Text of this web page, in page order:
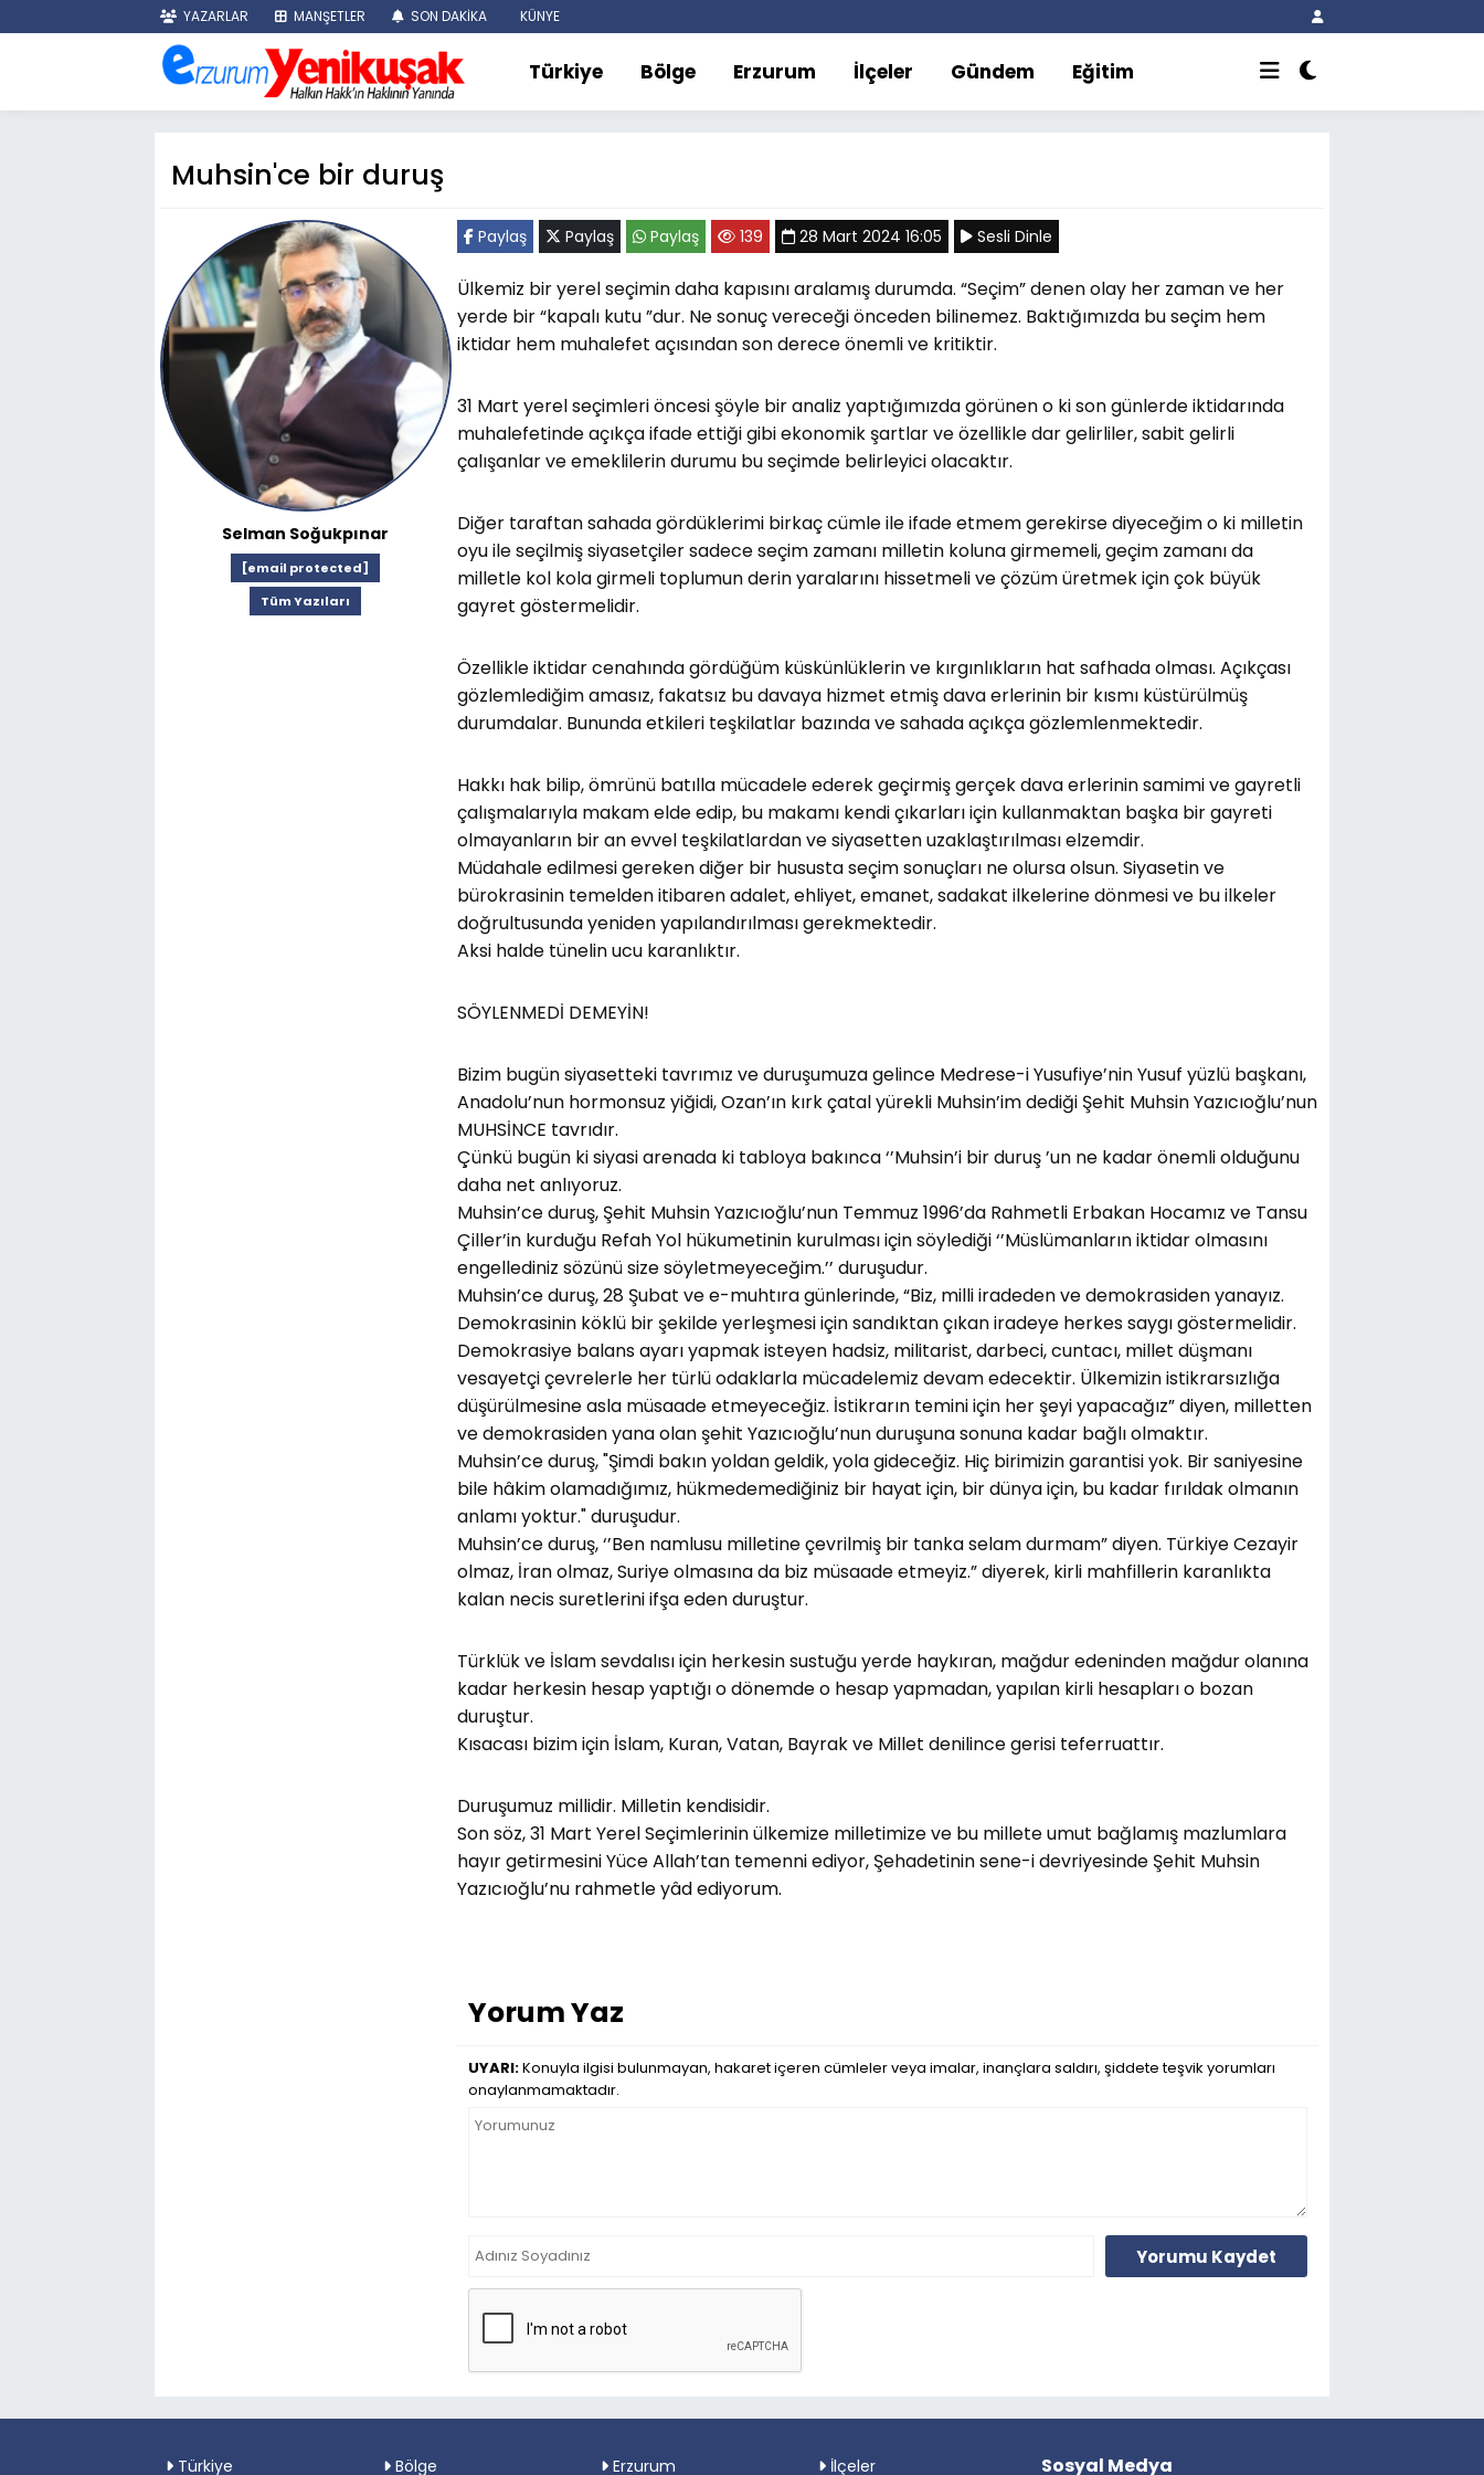
YAZARLAR MANŞETLER SON DAKİKA KÜNYE
Türkiye Bölge Erzurum İlçeler Gündem Eğitim
Muhsin'ce bir duruş
Selman Soğukpınar
[email protected]
Tüm Yazıları
Paylaş Paylaş Paylaş 139 28 Mart 2024 16:05 Sesli Dinle
Ülkemiz bir yerel seçimin daha kapısını aralamış durumda. “Seçim” denen olay her zaman ve her
yerde bir “kapalı kutu ”dur. Ne sonuç vereceği önceden bilinemez. Baktığımızda bu seçim hem
iktidar hem muhalefet açısından son derece önemli ve kritiktir.
31 Mart yerel seçimleri öncesi şöyle bir analiz yaptığımızda görünen o ki son günlerde iktidarında
muhalefetinde açıkça ifade ettiği gibi ekonomik şartlar ve özellikle dar gelirliler, sabit gelirli
çalışanlar ve emeklilerin durumu bu seçimde belirleyici olacaktır.
Diğer taraftan sahada gördüklerimi birkaç cümle ile ifade etmem gerekirse diyeceğim o ki milletin
oyu ile seçilmiş siyasetçiler sadece seçim zamanı milletin koluna girmemeli, geçim zamanı da
milletle kol kola girmeli toplumun derin yaralarını hissetmeli ve çözüm üretmek için çok büyük
gayret göstermelidir.
Özellikle iktidar cenahında gördüğüm küskünlüklerin ve kırgınlıkların hat safhada olması. Açıkçası
gözlemlediğim amasız, fakatsız bu davaya hizmet etmiş dava erlerinin bir kısmı küstürülmüş
durumdalar. Bununda etkileri teşkilatlar bazında ve sahada açıkça gözlemlenmektedir.
Hakkı hak bilip, ömrünü batılla mücadele ederek geçirmiş gerçek dava erlerinin samimi ve gayretli
çalışmalarıyla makam elde edip, bu makamı kendi çıkarları için kullanmaktan başka bir gayreti
olmayanların bir an evvel teşkilatlardan ve siyasetten uzaklaştırılması elzemdir.
Müdahale edilmesi gereken diğer bir hususta seçim sonuçları ne olursa olsun. Siyasetin ve
bürokrasinin temelden itibaren adalet, ehliyet, emanet, sadakat ilkelerine dönmesi ve bu ilkeler
doğrultusunda yeniden yapılandırılması gerekmektedir.
Aksi halde tünelin ucu karanlıktır.
SÖYLENMEDİ DEMEYİN!
Bizim bugün siyasetteki tavrımız ve duruşumuza gelince Medrese-i Yusufiye’nin Yusuf yüzlü başkanı,
Anadolu’nun hormonsuz yiğidi, Ozan’ın kırk çatal yürekli Muhsin’im dediği Şehit Muhsin Yazıcıoğlu’nun
MUHSİNCE tavrıdır.
Çünkü bugün ki siyasi arenada ki tabloya bakınca ‘’Muhsin’i bir duruş ’un ne kadar önemli olduğunu
daha net anlıyoruz.
Muhsin’ce duruş, Şehit Muhsin Yazıcıoğlu’nun Temmuz 1996’da Rahmetli Erbakan Hocamız ve Tansu
Çiller’in kurduğu Refah Yol hükumetinin kurulması için söylediği ‘’Müslümanların iktidar olmasını
engellediniz sözünü size söyletmeyeceğim.’’ duruşudur.
Muhsin’ce duruş, 28 Şubat ve e-muhtıra günlerinde, “Biz, milli iradeden ve demokrasiden yanayız.
Demokrasinin köklü bir şekilde yerleşmesi için sandıktan çıkan iradeye herkes saygı göstermelidir.
Demokrasiye balans ayarı yapmak isteyen hadsiz, militarist, darbeci, cuntacı, millet düşmanı
vesayetçi çevrelerle her türlü odaklarla mücadelemiz devam edecektir. Ülkemizin istikrarsızlığa
düşürülmesine asla müsaade etmeyeceğiz. İstikrarın temini için her şeyi yapacağız” diyen, milletten
ve demokrasiden yana olan şehit Yazıcıoğlu’nun duruşuna sonuna kadar bağlı olmaktır.
Muhsin’ce duruş, "Şimdi bakın yoldan geldik, yola gideceğiz. Hiç birimizin garantisi yok. Bir saniyesine
bile hâkim olamadığımız, hükmedemediğiniz bir hayat için, bir dünya için, bu kadar fırıldak olmanın
anlamı yoktur." duruşudur.
Muhsin’ce duruş, ‘’Ben namlusu milletine çevrilmiş bir tanka selam durmam” diyen. Türkiye Cezayir
olmaz, İran olmaz, Suriye olmasına da biz müsaade etmeyiz.” diyerek, kirli mahfillerin karanlıkta
kalan necis suretlerini ifşa eden duruştur.
Türklük ve İslam sevdalısı için herkesin sustuğu yerde haykıran, mağdur edeninden mağdur olanına
kadar herkesin hesap yaptığı o dönemde o hesap yapmadan, yapılan kirli hesapları o bozan
duruştur.
Kısacası bizim için İslam, Kuran, Vatan, Bayrak ve Millet denilince gerisi teferruattır.
Duruşumuz millidir. Milletin kendisidir.
Son söz, 31 Mart Yerel Seçimlerinin ülkemize milletimize ve bu millete umut bağlamış mazlumlara
hayır getirmesini Yüce Allah’tan temenni ediyor, Şehadetinin sene-i devriyesinde Şehit Muhsin
Yazıcıoğlu’nu rahmetle yâd ediyorum.
Yorum Yaz
UYARI:Konuyla ilgisi bulunmayan, hakaret içeren cümleler veya imalar, inançlara saldırı, şiddete teşvik yorumları
onaylanmamaktadır.
Yorumu Kaydet
Türkiye Bölge Erzurum İlçeler Sosyal Medya